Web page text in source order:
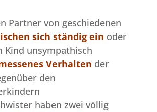
Partner von geschiedenen
sich ständig ein oder
Kind unsympathisch
Verhalten der
den
haben zwei völlig